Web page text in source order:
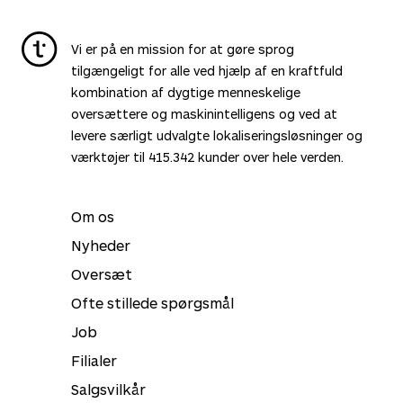
Vi er på en mission for at gøre sprog
tilgængeligt for alle ved hjælp af en kraftfuld
kombination af dygtige menneskelige
oversættere og maskinintelligens og ved at
levere særligt udvalgte lokaliseringsløsninger og
værktøjer til 415.342 kunder over hele verden.
Om os
Nyheder
Oversæt
Ofte stillede spørgsmål
Job
Filialer
Salgsvilkår